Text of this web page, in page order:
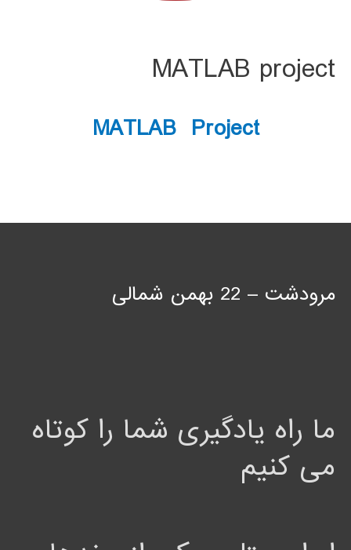
MATLAB project
MATLAB Project
مرودشت – 22 بهمن شمالی
ما راه یادگیری شما را کوتاه
می کنیم